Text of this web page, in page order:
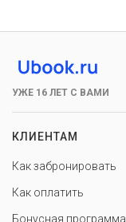
УЖЕ 16 ЛЕТ С ВАМИ
КЛИЕНТАМ
Как забронировать
Как оплатить
Бонусная программа